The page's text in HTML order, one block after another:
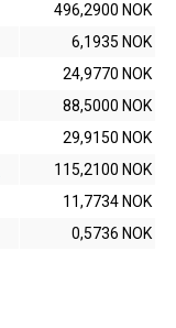
496,2900 NOK
6,1935 NOK
24,9770 NOK
88,5000 NOK
29,9150 NOK
115,2100 NOK
11,7734 NOK
0,5736 NOK